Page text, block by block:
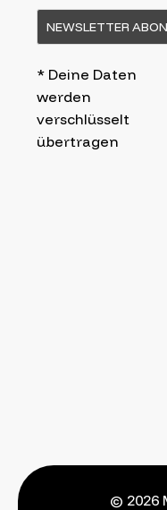
* Deine Daten
werden
verschlüsselt
übertragen
© 2026